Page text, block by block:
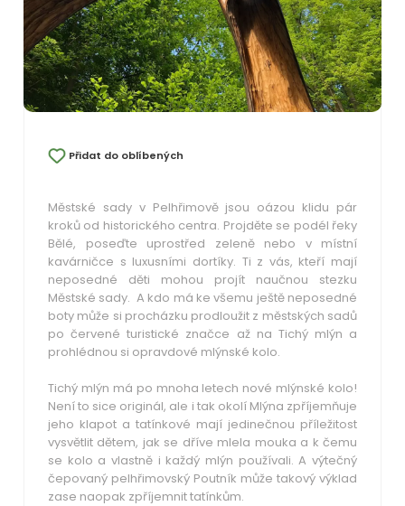
Přidat do oblíbených
Městské sady v Pelhřimově jsou oázou klidu pár
kroků od historického centra. Projděte se podél řeky
Bělé, poseďte uprostřed zeleně nebo v místní
kavárničce s luxusními dortíky. Ti z vás, kteří mají
neposedné děti mohou projít naučnou stezku
Městské sady. A kdo má ke všemu ještě neposedné
boty může si procházku prodloužit z městských sadů
po červené turistické značce až na Tichý mlýn a
prohlédnou si opravdové mlýnské kolo.
Tichý mlýn má po mnoha letech nové mlýnské kolo!
Není to sice originál, ale i tak okolí Mlýna zpříjemňuje
jeho klapot a tatínkové mají jedinečnou příležitost
vysvětlit dětem, jak se dříve mlela mouka a k čemu
se kolo a vlastně i každý mlýn používali. A výtečný
čepovaný pelhřimovský Poutník může takový výklad
zase naopak zpříjemnit tatínkům.